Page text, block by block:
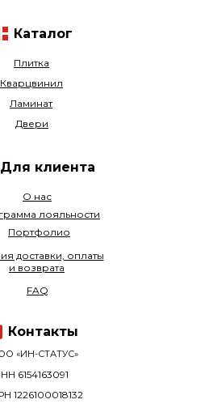
Плитка
Кварцвинил
О нас
Ламинат
лояльности
Двери
Портфолио
«ИН-СТАТУС»
1226100018132
6154163091
доставки, оплаты
и возврата
FAQ
Каталог
Контакты
Для клиента